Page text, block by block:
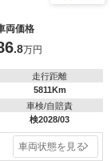
両価格
.8万円
走行距離
5811Km
車検/自賠責
検2028/03
車両状態を見る